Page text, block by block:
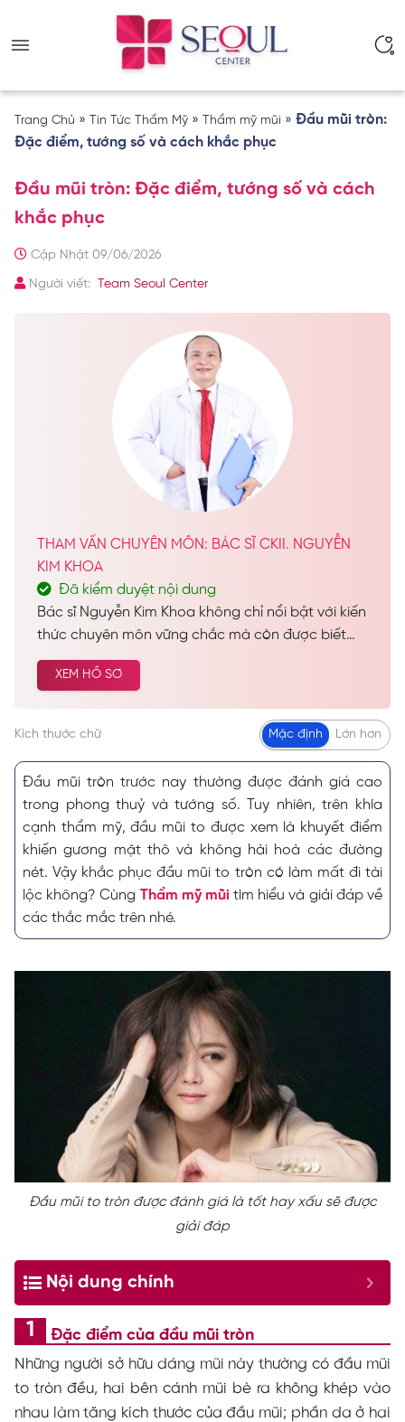
Trang Chủ » Tin Tức Thẩm Mỹ » Thẩm mỹ mũi » Đầu mũi tròn:
Đặc điểm, tướng số và cách khắc phục
Đầu mũi tròn: Đặc điểm, tướng số và cách
khắc phục
Cập Nhật 09/06/2026
Người viết: Team Seoul Center
THAM VẤN CHUYÊN MÔN: BÁC SĨ CKII. NGUYỄN
KIM KHOA
Đã kiểm duyệt nội dung
Bác sĩ Nguyễn Kim Khoa không chỉ nổi bật với kiến
thức chuyên môn vững chắc mà còn được biết
đến như một vị bác sĩ đầy tâm huyết, luôn tận
tâm vì lợi ích và sự hài lòng của bệnh nhân. Hiện
Trưởng Khoa Thẩm Mỹ tại Seoul Center, đồng thời
giữ vị trí quan trọng tại Khoa Thẩm Mỹ của Bệnh
viện Da Liễu TP.HCM.
XEM HỒ SƠ
Kích thước chữ Mặc định Lớn hơn
Đầu mũi tròn trước nay thường được đánh giá cao
trong phong thuỷ và tướng số. Tuy nhiên, trên khía
cạnh thẩm mỹ, đầu mũi to được xem là khuyết điểm
khiến gương mặt thô và không hài hoà các đường
nét. Vậy khắc phục đầu mũi to tròn có làm mất đi tài
lộc không? Cùng Thẩm mỹ mũi tìm hiểu và giải đáp về
các thắc mắc trên nhé.
Đầu mũi to tròn được đánh giá là tốt hay xấu sẽ được
giải đáp
Nội dung chính
Đặc điểm của đầu mũi tròn
Những người sở hữu dáng mũi này thường có đầu mũi
to tròn đều, hai bên cánh mũi bè ra không khép vào
nhau làm tăng kích thước của đầu mũi; phần da ở hai